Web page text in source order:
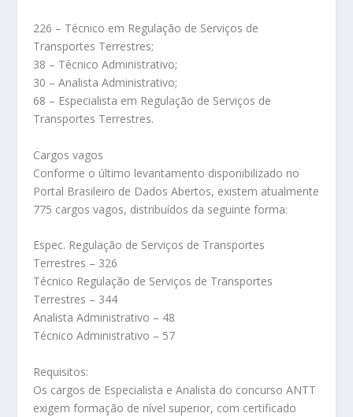
226 – Técnico em Regulação de Serviços de
Transportes Terrestres;
38 – Técnico Administrativo;
30 – Analista Administrativo;
68 – Especialista em Regulação de Serviços de
Transportes Terrestres.
Cargos vagos
Conforme o último levantamento disponibilizado no
Portal Brasileiro de Dados Abertos, existem atualmente
775 cargos vagos, distribuídos da seguinte forma:
Espec. Regulação de Serviços de Transportes
Terrestres – 326
Técnico Regulação de Serviços de Transportes
Terrestres – 344
Analista Administrativo – 48
Técnico Administrativo – 57
Requisitos:
Os cargos de Especialista e Analista do concurso ANTT
exigem formação de nível superior, com certificado